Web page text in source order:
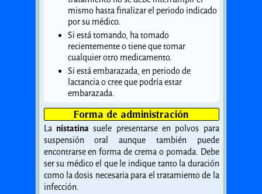
mismo hasta finalizar el periodo indicado
por su médico.
Si está tomando, ha tomado
recientemente o tiene que tomar
cualquier otro medicamento.
Si está embarazada, en periodo de
lactancia o cree que podría estar
embarazada.
Forma de administración
La nistatinasuele presentarse en polvos para
suspensión oral aunque también puede
encontrarse en forma de crema o pomada. Debe
ser su médico el que le indique tanto la duración
como la dosis necesaria para el tratamiento de la
infección.